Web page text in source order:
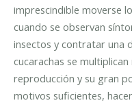
imprescindible moverse
cuando se observan
insectos y contratar una
cucarachas se
reproducción y su gran
motivos suficientes,